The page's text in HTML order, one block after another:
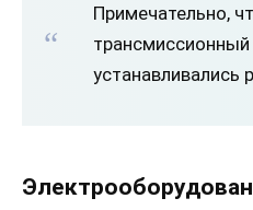
Примечательно,
трансмиссионный
устанавливались